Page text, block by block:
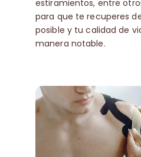
estiramientos, entre
para que te recuperes
posible y tu calidad de
manera notable.